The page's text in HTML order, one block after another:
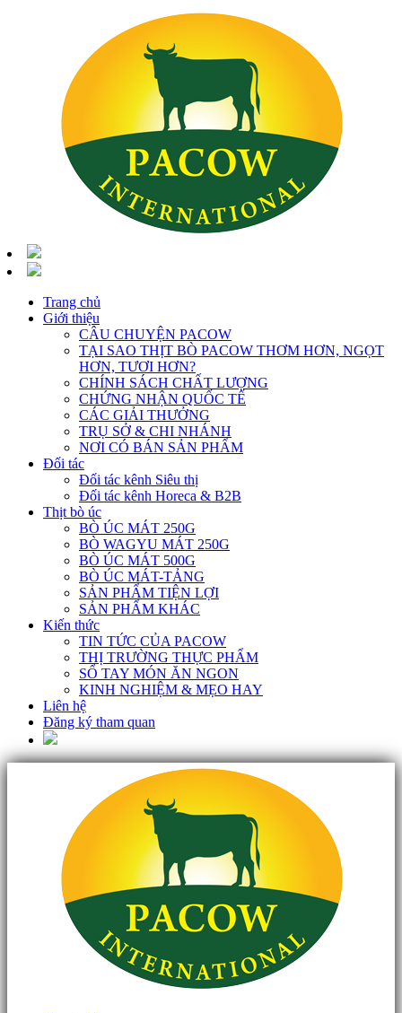
Trang chủ
Giới thiệu
CÂU CHUYỆN PACOW
TẠI SAO THỊT BÒ PACOW THƠM HƠN, NGỌT
HƠN, TƯƠI HƠN?
CHÍNH SÁCH CHẤT LƯỢNG
CHỨNG NHẬN QUỐC TẾ
CÁC GIẢI THƯỞNG
TRỤ SỞ & CHI NHÁNH
NƠI CÓ BÁN SẢN PHẨM
Đối tác
Đối tác kênh Siêu thị
Đối tác kênh Horeca & B2B
Thịt bò úc
BÒ ÚC MÁT 250G
BÒ WAGYU MÁT 250G
BÒ ÚC MÁT 500G
BÒ ÚC MÁT-TẢNG
SẢN PHẨM TIỆN LỢI
SẢN PHẨM KHÁC
Kiến thức
TIN TỨC CỦA PACOW
THỊ TRƯỜNG THỰC PHẨM
SỔ TAY MÓN ĂN NGON
KINH NGHIỆM & MẸO HAY
Liên hệ
Đăng ký tham quan